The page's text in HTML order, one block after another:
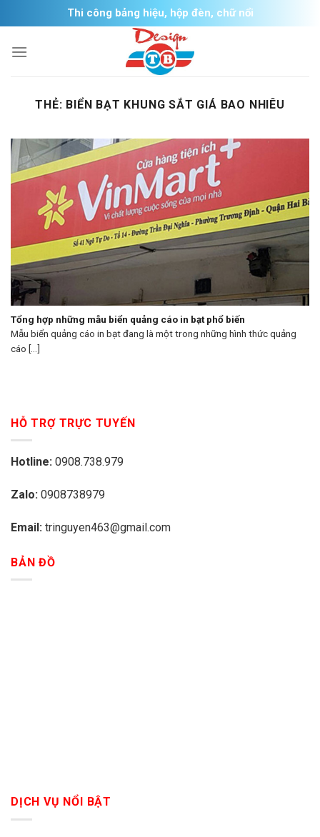
to
content
Thi công bảng hiệu, hộp đèn, chữ nổi
THẺ: BIỂN BẠT KHUNG SẮT GIÁ BAO NHIÊU
Tổng hợp những mẫu biển quảng cáo in bạt phổ biến
Mẫu biển quảng cáo in bạt đang là một trong những hình thức quảng
cáo [...]
HỖ TRỢ TRỰC TUYẾN
Hotline: 0908.738.979
Zalo: 0908738979
Email: tringuyen463@gmail.com
BẢN ĐỒ
DỊCH VỤ NỔI BẬT